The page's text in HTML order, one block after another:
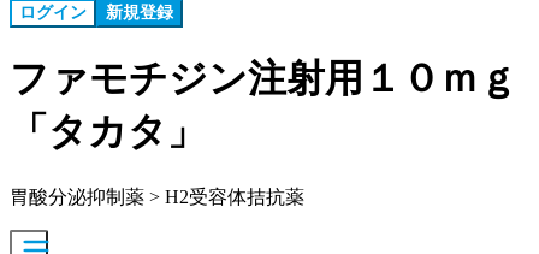
ログイン 新規登録
ファモチジン注射用１０ｍｇ
「タカタ」
胃酸分泌抑制薬 > H2受容体拮抗薬